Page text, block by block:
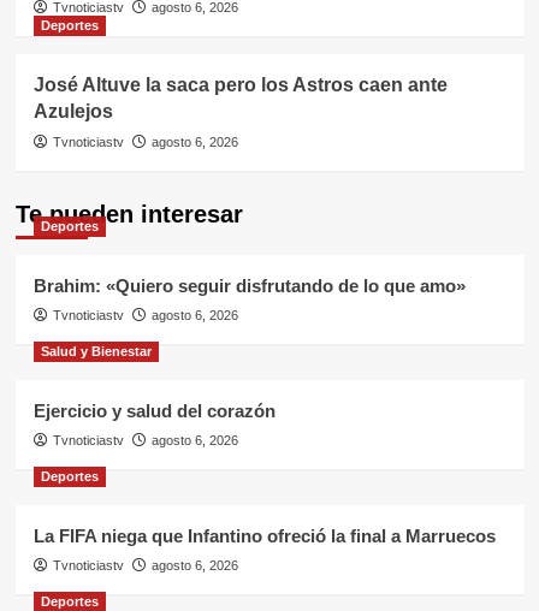
Tvnoticiastv
agosto 6, 2026
Deportes
José Altuve la saca pero los Astros caen ante
Azulejos
Tvnoticiastv agosto 6, 2026
Te pueden interesar
Deportes
Brahim: «Quiero seguir disfrutando de lo que amo»
Tvnoticiastv agosto 6, 2026
Salud y Bienestar
Ejercicio y salud del corazón
Tvnoticiastv agosto 6, 2026
Deportes
La FIFA niega que Infantino ofreció la final a Marruecos
Tvnoticiastv agosto 6, 2026
Deportes